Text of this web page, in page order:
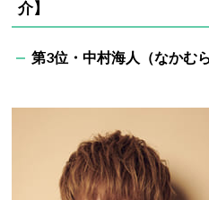
介】
第3位・中村海人（なかむら